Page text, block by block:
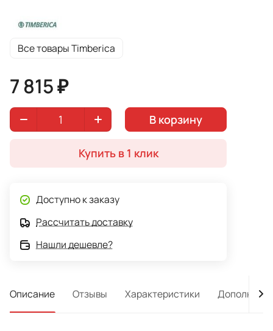
Все товары Timberica
7 815 ₽
В корзину
Купить в 1 клик
Доступно к заказу
Рассчитать доставку
Нашли дешевле?
Описание Отзывы Характеристики